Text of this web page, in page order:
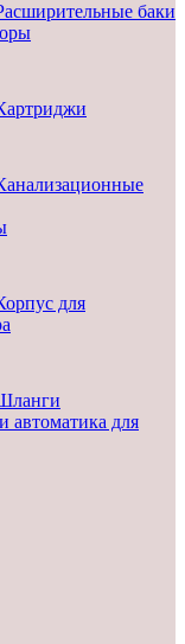
баки
для
автоматика для